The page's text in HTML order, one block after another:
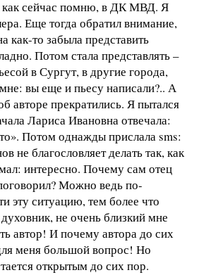
как сейчас помню, в ДК МВД. Я
Еще тогда обратил внимание,
как-то забыла представить
Потом стала представлять –
в Сургут, в другие города,
вы еще и пьесу написали?.. А
авторе прекратились. Я пытался
Лариса Ивановна отвечала:
Потом однажды прислала sms:
не благословляет делать так, как
интересно. Почему сам отец
Можно ведь по-
эту ситуацию, тем более что
не очень близкий мне
автор! И почему автора до сих
меня большой вопрос! Но
открытым до сих пор.